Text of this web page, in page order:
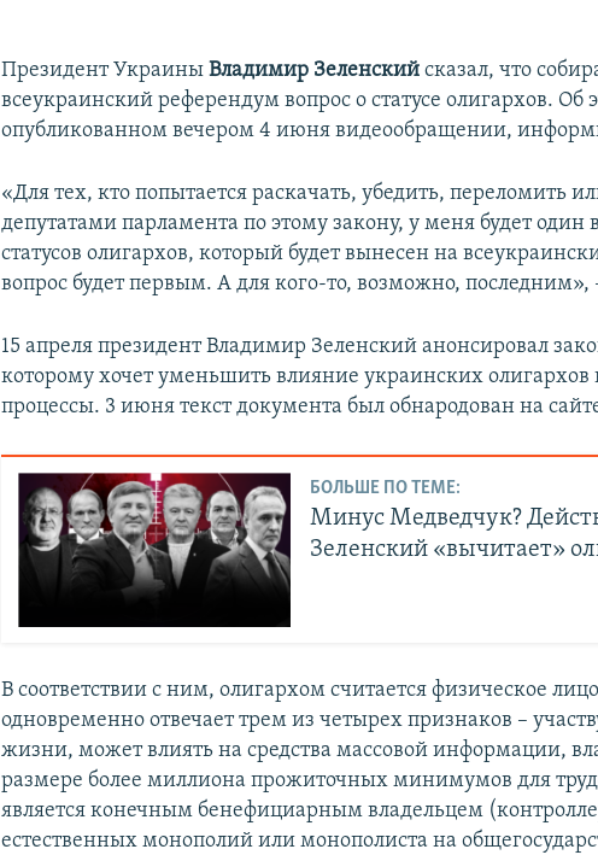
Президент УкраиныВладимир Зеленскийсказал, что
всеукраинский референдум вопрос о статусе олигархов. Об
опубликованном вечером 4 июня видеообращении,
«Для тех, кто попытается раскачать, убедить, переломить
депутатами парламента по этому закону, у меня будет один
статусов олигархов, который будет вынесен на
вопрос будет первым. А для кого-то, возможно, последним»,
15 апреля президент Владимир Зеленский анонсировал
которому хочет уменьшить влияние украинских олигархов
процессы. 3 июня текст документа был обнародован на
БОЛЬШЕ ПО ТЕМЕ:
Минус Медведчук?
Зеленский «вычитает»
В соответствии с ним, олигархом считается физическое
одновременно отвечает трем из четырех признаков –
жизни, может влиять на средства массовой информации,
размере более миллиона прожиточных минимумов для
является конечным бенефициарным владельцем
естественных монополий или монополиста на